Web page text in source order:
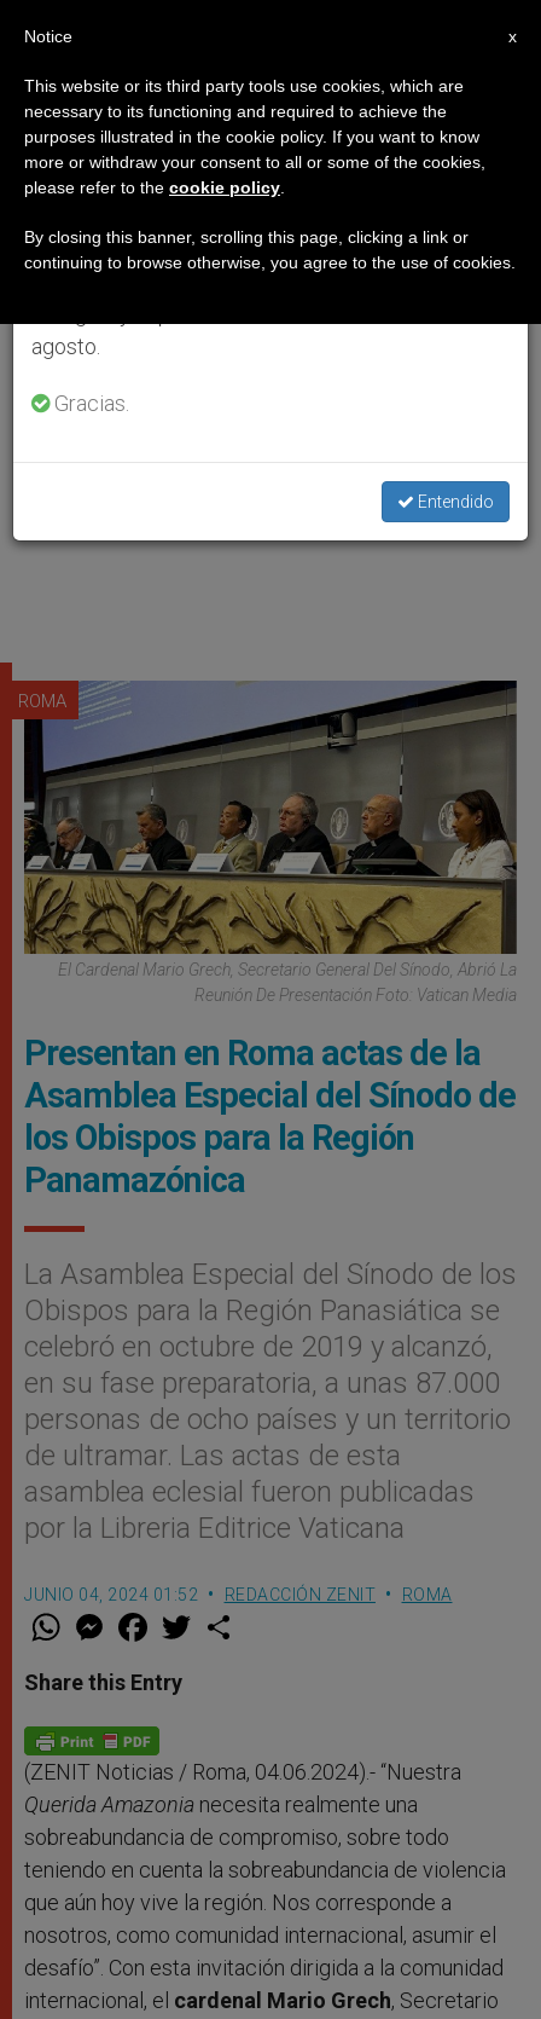
ROMA
El Cardenal Mario Grech, Secretario General Del Sínodo, Abrió La
Reunión De Presentación Foto: Vatican Media
Presentan en Roma actas de la
Asamblea Especial del Sínodo de
los Obispos para la Región
Panamazónica
La Asamblea Especial del Sínodo de los
Obispos para la Región Panasiática se
celebró en octubre de 2019 y alcanzó,
en su fase preparatoria, a unas 87.000
personas de ocho países y un territorio
de ultramar. Las actas de esta
asamblea eclesial fueron publicadas
por la Libreria Editrice Vaticana
JUNIO 04, 2024 01:52 REDACCIÓN ZENIT ROMA
W
t
s
p
p
M
e
s
e
g
e
r
F
a
e
b
o
k
w
Share this Entry
(ZENIT Noticias / Roma, 04.06.2024).- “Nuestra
Querida Amazonia necesita realmente una
sobreabundancia de compromiso, sobre todo
teniendo en cuenta la sobreabundancia de violencia
que aún hoy vive la región. Nos corresponde a
nosotros, como comunidad internacional, asumir el
desafío”. Con esta invitación dirigida a la comunidad
internacional, el cardenal Mario Grech, Secretario
×
Aviso importante
Del 27 de julio al 7 de agosto haremos la pausa
anual, aprovechando que en el periodo de verano
se generan menos informaciones y también el
agosto.
Gracias.
Entendido
x
Notice
This website or its third party tools use cookies, which are
necessary to its functioning and required to achieve the
purposes illustrated in the cookie policy. If you want to know
more or withdraw your consent to all or some of the cookies,
please refer to the cookie policy
By closing this banner, scrolling this page, clicking a link or
continuing to browse otherwise, you agree to the use of cookies.